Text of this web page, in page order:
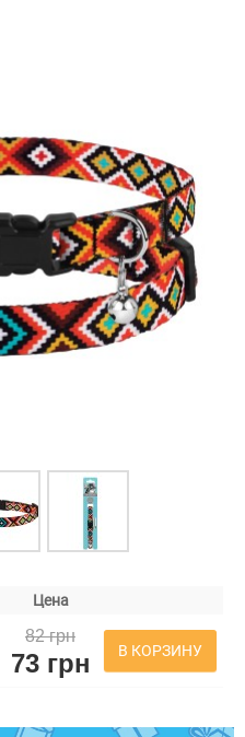
Цена
82 грн
73 грн В КОРЗИНУ